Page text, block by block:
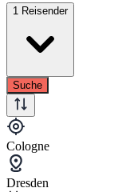
1 Reisender
Suche
Cologne
Dresden